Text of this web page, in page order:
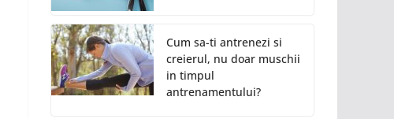
Cum sa-ti antrenezi si
creierul, nu doar muschii
in timpul
antrenamentului?